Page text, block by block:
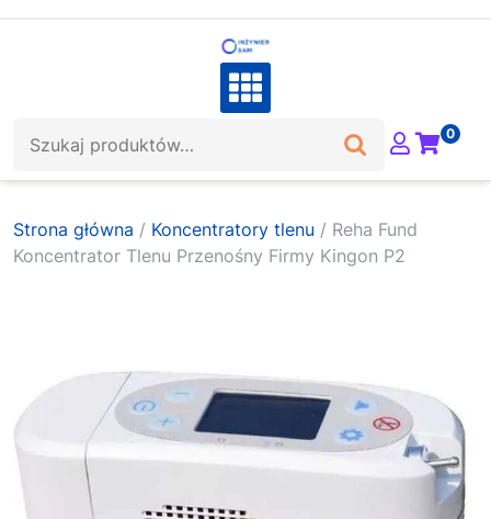
0
Strona główna / Koncentratory tlenu / Reha Fund
Koncentrator Tlenu Przenośny Firmy Kingon P2